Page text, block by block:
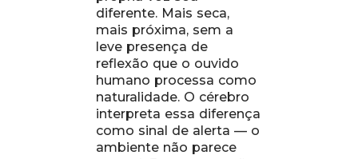
diferente. Mais seca,
mais próxima, sem a
leve presença de
reflexão que o ouvido
humano processa como
naturalidade. O cérebro
interpreta essa diferença
como sinal de alerta — o
ambiente não parece